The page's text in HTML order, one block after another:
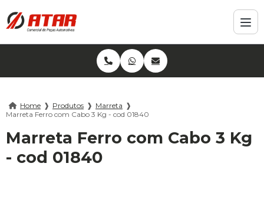
Home ❱ Produtos ❱ Marreta ❱
Marreta Ferro com Cabo 3 Kg - cod 01840
Marreta Ferro com Cabo 3 Kg
- cod 01840